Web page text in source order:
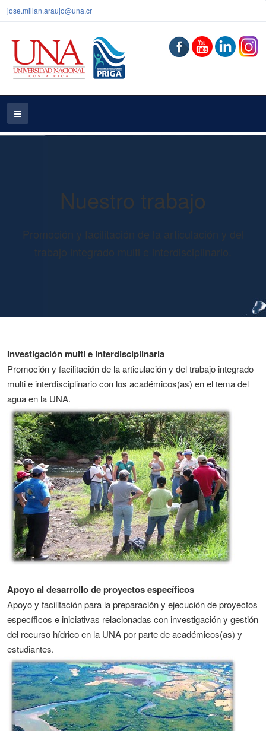
jose.millan.araujo@una.cr
Nuestro trabajo
Promoción y facilitación de la articulación y del
trabajo integrado multi e interdisciplinario.
Investigación multi e interdisciplinaria
Promoción y facilitación de la articulación y del trabajo integrado
multi e interdisciplinario con los académicos(as) en el tema del
agua en la UNA.
Apoyo al desarrollo de proyectos específicos
Apoyo y facilitación para la preparación y ejecución de proyectos
específicos e iniciativas relacionadas con investigación y gestión
del recurso hídrico en la UNA por parte de académicos(as) y
estudiantes.